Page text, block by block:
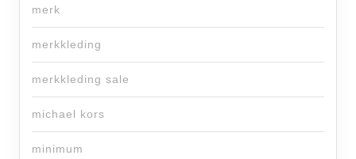
merk
merkkleding
merkkleding sale
michael kors
minimum